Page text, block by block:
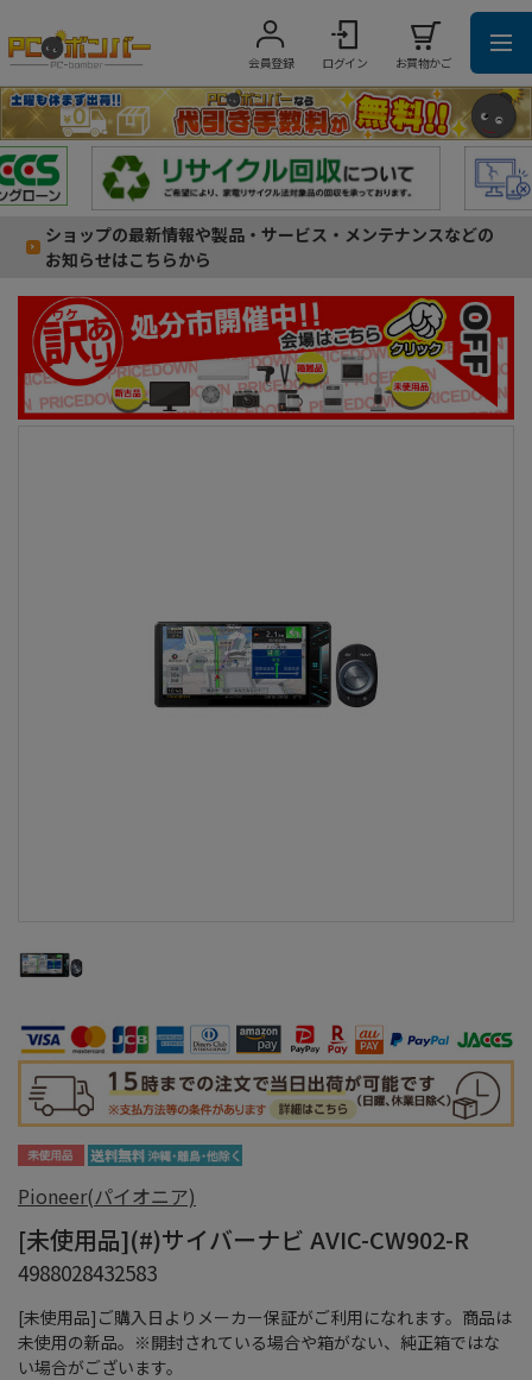
会員登録 ログイン お買物かご
ショップの最新情報や製品・サービス・メンテナンスなどの
お知らせはこちらから
[未使用品]ご購入日よりメーカー保証がご利用になれます。商品は
未使用の新品。※開封されている場合や箱がない、純正箱ではな
い場合がございます。
Pioneer(パイオニア)
[未使用品](#)サイバーナビ AVIC-CW902-R
4988028432583